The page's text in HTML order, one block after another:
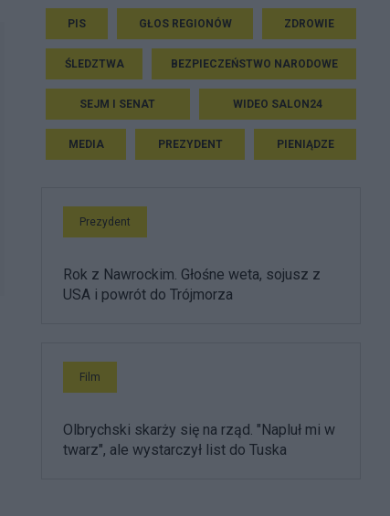
PIS GŁOS REGIONÓW ZDROWIE
ŚLEDZTWA BEZPIECZEŃSTWO NARODOWE
SEJM I SENAT WIDEO SALON24
MEDIA PREZYDENT PIENIĄDZE
Prezydent
Rok z Nawrockim. Głośne weta, sojusz z
USA i powrót do Trójmorza
Film
Olbrychski skarży się na rząd. "Napluł mi w
twarz", ale wystarczył list do Tuska